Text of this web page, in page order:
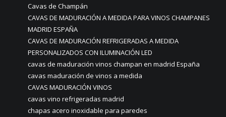
Cavas de Champán
CAVAS DE MADURACIÓN A MEDIDA PARA VINOS CHAMPANES
MADRID ESPAÑA
CAVAS DE MADURACIÓN REFRIGERADAS A MEDIDA
PERSONALIZADOS CON ILUMINACIÓN LED
cavas de maduración vinos champan en madrid España
cavas maduración de vinos a medida
CAVAS MADURACIÓN VINOS
cavas vino refrigeradas madrid
chapas acero inoxidable para paredes